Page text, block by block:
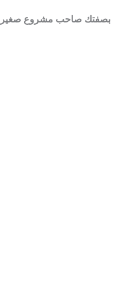
بصفتك صاحب مشروع صغير ،